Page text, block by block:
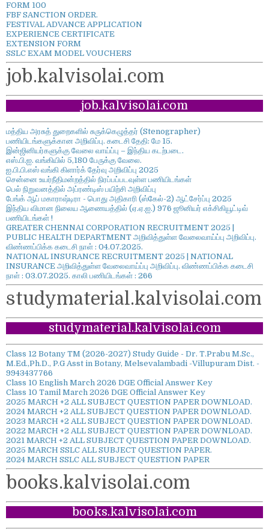
FORM 100
FBF SANCTION ORDER.
FESTIVAL ADVANCE APPLICATION
EXPERIENCE CERTIFICATE
EXTENSION FORM
SSLC EXAM MODEL VOUCHERS
job.kalvisolai.com
job.kalvisolai.com
மத்திய அரசுத் துறைகளில் சுருக்கெழுத்தர் (Stenographer)
பணியிடங்களுக்கான அறிவிப்பு. கடைசி தேதி: மே 15.
இன்ஜினியர்களுக்கு வேலை வாய்ப்பு – இந்திய கடற்படை.
எஸ்.பி.ஐ. வங்கியில் 5,180 பேருக்கு வேலை.
ஐ.பி.பி.எஸ் வங்கி கிளார்க் தேர்வு அறிவிப்பு 2025
சென்னை உயர்நீதிமன்றத்தில் நிரப்பப்படவுள்ள பணியிடங்கள்
பெல் நிறுவனத்தில் அப்ரண்டிஸ் பயிற்சி அறிவிப்பு
பேங்க் ஆப் மகாராஷ்டிரா - பொது அதிகாரி (ஸ்கேல்-2) ஆட்சேர்ப்பு 2025
இந்திய விமான நிலைய ஆணையத்தில் (ஏ.ஏ.ஐ.) 976 ஜூனியர் எக்சிகியூட்டிவ்
பணியிடங்கள் !
GREATER CHENNAI CORPORATION RECRUITMENT 2025 |
PUBLIC HEALTH DEPARTMENT அறிவித்துள்ள வேலைவாய்ப்பு அறிவிப்பு.
விண்ணப்பிக்க கடைசி நாள் : 04.07.2025.
NATIONAL INSURANCE RECRUITMENT 2025 | NATIONAL
INSURANCE அறிவித்துள்ள வேலைவாய்ப்பு அறிவிப்பு. விண்ணப்பிக்க கடைசி
நாள் : 03.07.2025. காலி பணியிடங்கள் : 266
studymaterial.kalvisolai.com
studymaterial.kalvisolai.com
Class 12 Botany TM (2026-2027) Study Guide - Dr. T.Prabu M.Sc.,
M.Ed.,Ph.D., P.G Asst in Botany, Melsevalambadi -Villupuram Dist. -
9943437766
Class 10 English March 2026 DGE Official Answer Key
Class 10 Tamil March 2026 DGE Official Answer Key
2025 MARCH +2 ALL SUBJECT QUESTION PAPER DOWNLOAD.
2024 MARCH +2 ALL SUBJECT QUESTION PAPER DOWNLOAD.
2023 MARCH +2 ALL SUBJECT QUESTION PAPER DOWNLOAD.
2022 MARCH +2 ALL SUBJECT QUESTION PAPER DOWNLOAD.
2021 MARCH +2 ALL SUBJECT QUESTION PAPER DOWNLOAD.
2025 MARCH SSLC ALL SUBJECT QUESTION PAPER.
2024 MARCH SSLC ALL SUBJECT QUESTION PAPER
books.kalvisolai.com
books.kalvisolai.com